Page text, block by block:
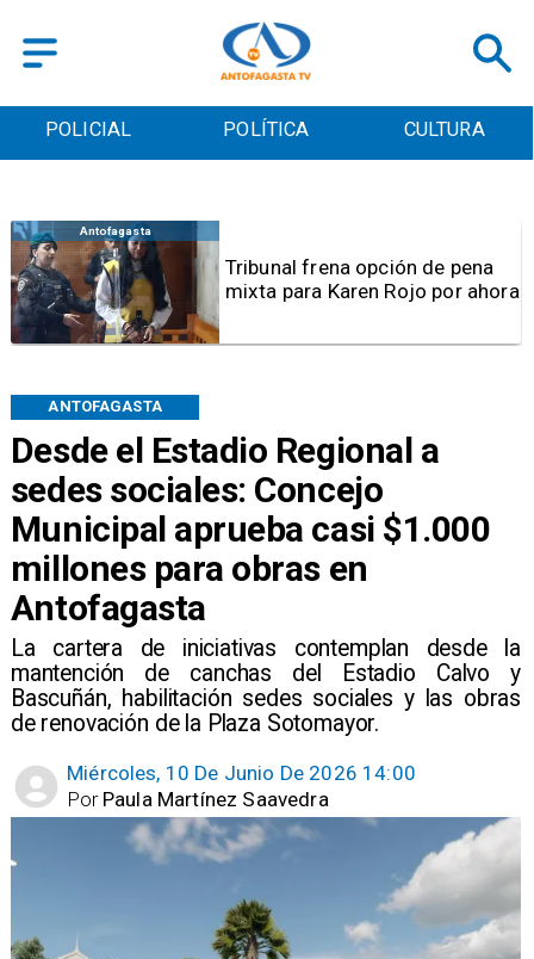
POLICIAL POLÍTICA CULTURA
Desde el Estadio Regional a
sedes sociales: Concejo
Municipal aprueba casi $1.000
millones para obras en
Antofagasta
La cartera de iniciativas contemplan desde la
mantención de canchas del Estadio Calvo y
Bascuñán, habilitación sedes sociales y las obras
de renovación de la Plaza Sotomayor.
ANTOFAGASTA
Miércoles, 10 De Junio De 2026 14:00
Paula Martínez Saavedra
Por
Antofagasta
Tribunal frena opción de pena
mixta para Karen Rojo por ahora